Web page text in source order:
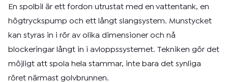
En spolbil är ett fordon utrustat med en vattentank, en
högtryckspump och ett långt slangsystem. Munstycket
kan styras in i rör av olika dimensioner och nå
blockeringar långt in i avloppssystemet. Tekniken gör det
möjligt att spola hela stammar, inte bara det synliga
röret närmast golvbrunnen.